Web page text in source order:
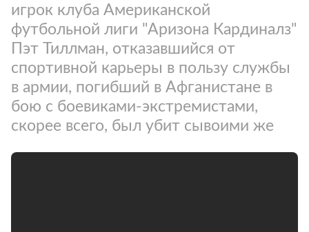
игрок клуба Американской
футбольной лиги "Аризона Кардиналз"
Пэт Тиллман, отказавшийся от
спортивной карьеры в пользу службы
в армии, погибший в Афганистане в
бою с боевиками-экстремистами,
скорее всего, был убит сывоими же